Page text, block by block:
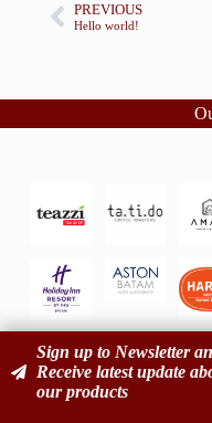
PREVIOUS
Hello world!
Sign up to Newsletter
Receive latest update
our products